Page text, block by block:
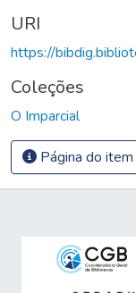
URI
https://
Coleções
O Imparcial
Página do